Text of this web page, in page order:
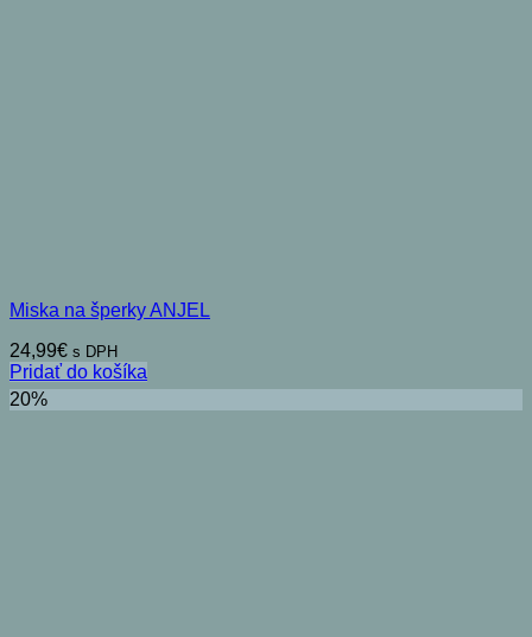
Miska na šperky ANJEL
24,99€ s DPH
Pridať do košíka
20%